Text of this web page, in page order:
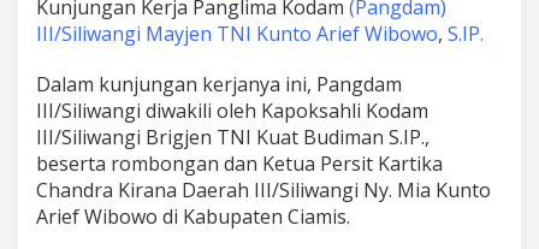
t
n
d
i
P
T
D
Kunjungan Kerja Panglima Kodam (Pangdam)
III/Siliwangi Mayjen TNI Kunto Arief Wibowo, S.IP.
Dalam kunjungan kerjanya ini, Pangdam
III/Siliwangi diwakili oleh Kapoksahli Kodam
III/Siliwangi Brigjen TNI Kuat Budiman S.IP.,
beserta rombongan dan Ketua Persit Kartika
Chandra Kirana Daerah III/Siliwangi Ny. Mia Kunto
Arief Wibowo di Kabupaten Ciamis.